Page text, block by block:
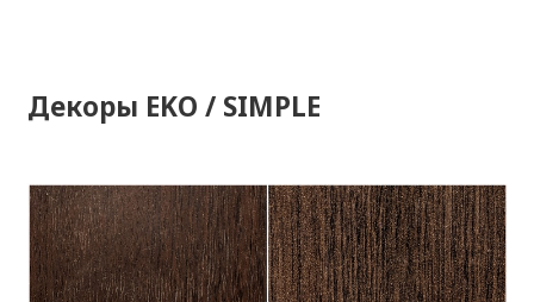
Декоры EKO / SIMPLE